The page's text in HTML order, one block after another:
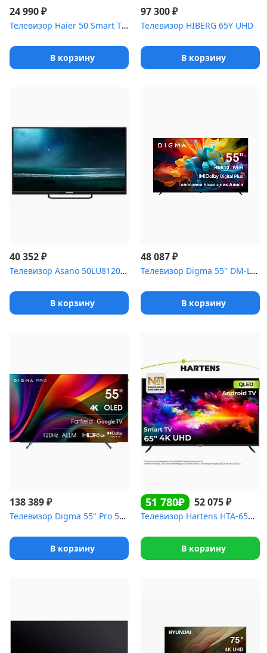
24 990₽
Телевизор Haier 50 Smart TV S1
В корзину
97 300₽
Телевизор HIBERG 65Y UHD
В корзину
40 352₽
Телевизор Asano 50LU8120T 4K SmartTV ЯндексТВ
В корзину
48 087₽
Телевизор Digma 55" DM-LED55UBB33 черный LED UHD 60Hz Яндекс...
В корзину
138 389₽
Телевизор Digma 55" Pro 55M черный/серебристый OLED 4K UHD 1...
В корзину
51 780₽ 52 075₽
Телевизор Hartens HTA-65QLED11B-HH24 QLED SmartTV AndroidTV
В корзину